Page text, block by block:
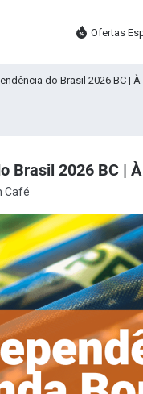
Ofertas
do Brasil 2026 BC | À
Brasil 2026 BC |
Café